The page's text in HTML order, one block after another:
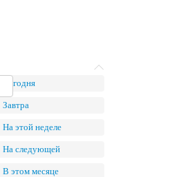
Сегодня
Завтра
На этой неделе
На следующей
В этом месяце